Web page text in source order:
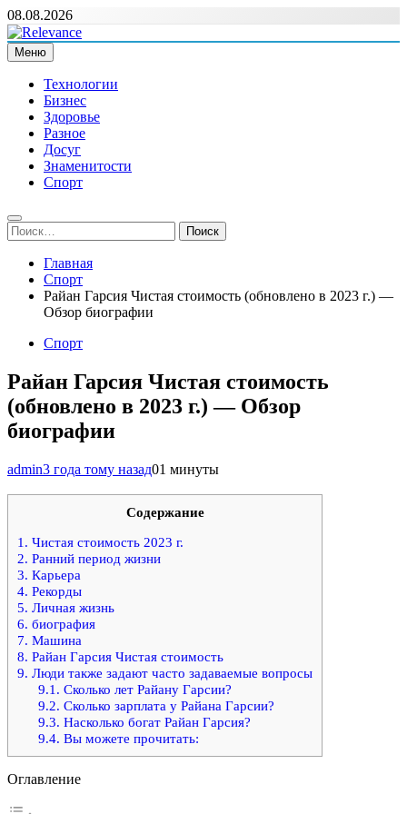
Перейти
к
содержимому
08.08.2026
Relevance
Релевантні новини — саме те, що вам потрібно
Меню
Технологии
Бизнес
Здоровье
Разное
Досуг
Знаменитости
Спорт
Найти:
Главная
Спорт
Райан Гарсия Чистая стоимость (обновлено в 2023 г.) —
Обзор биографии
Спорт
Райан Гарсия Чистая стоимость
(обновлено в 2023 г.) — Обзор
биографии
admin3 года тому назад01 минуты
Содержание
1. Чистая стоимость 2023 г.
2. Ранний период жизни
3. Карьера
4. Рекорды
5. Личная жизнь
6. биография
7. Машина
8. Райан Гарсия Чистая стоимость
9. Люди также задают часто задаваемые вопросы
9.1. Сколько лет Райану Гарсии?
9.2. Сколько зарплата у Райана Гарсии?
9.3. Насколько богат Райан Гарсия?
9.4. Вы можете прочитать:
Оглавление